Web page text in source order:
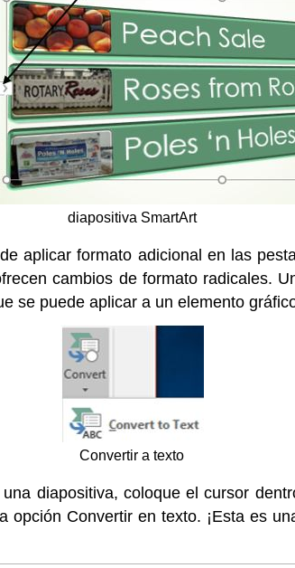
diapositiva SmartArt
aplicar formato adicional en las
cambios de formato radicales.
se puede aplicar a un elemento
Convertir a texto
diapositiva, coloque el cursor
Convertir en texto. ¡Esta es